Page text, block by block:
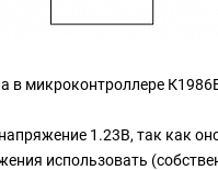
в микроконтроллере
1.23В, так как
использовать